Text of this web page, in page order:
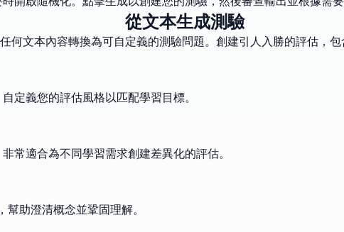
從文本生成測驗
何文本內容轉換為可自定義的測驗問題。創建引人入勝的評估，包
定義您的評估風格以匹配學習目標。
常適合為不同學習需求創建差異化的評估。
助澄清概念並鞏固理解。